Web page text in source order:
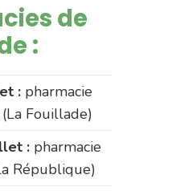
de
:
: pharmacie
Fouillade)
: pharmacie
République)